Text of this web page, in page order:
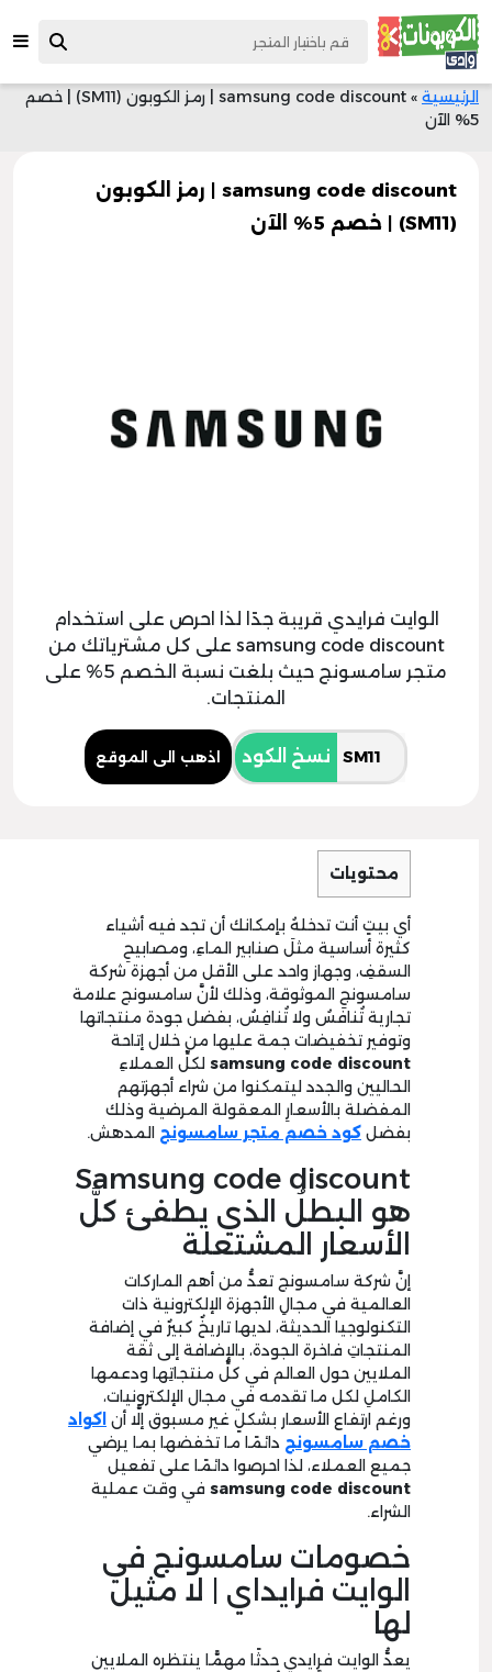
الرئيسية »
samsung code discount | رمز الكوبون (SM11) | خصم
5% الآن
samsung code discount | رمز الكوبون
(SM11) | خصم 5% الآن
الوايت فرايدي قريبة جدًا لذا احرص على استخدام
samsung code discount على كل مشترياتك من
متجر سامسونج حيث بلغت نسبة الخصم 5% على
المنتجات.
نسخ الكود اذهب الى الموقع
محتويات
أي بيتٍ أنت تدخلهُ بإمكانك أن تجد فيه أشياء
كثيرة أساسية مثلَ صنابير الماءِ، ومصابيحِ
السقفِ، وجهاز واحد على الأقل من أجهزة شركة
سامسونجِ الموثوقة، وذلك لأنَّ سامسونج علامة
تجارية تُنافَسُ ولا تُنافِسُ، بفضل جودة منتجاتها
وتوفير تخفيضات جمة عليها من خلال إتاحة
samsung code discount لكلِّ العملاءِ
الحاليين والجدد ليتمكنوا من شراء أجهزتهم
المفضلة بالأسعارِ المعقولة المرضية وذلك
بفضل كود خصم متجر سامسونج المدهش.
Samsung code discount
هو البطلُ الذي يطفئ كلَّ
الأسعار المشتعلة
إنَّ شركة سامسونج تعدُّ من أهم الماركات
العالمية في مجالِ الأجهزة الإلكترونية ذات
التكنولوجيا الحديثة، لديها تاريخٌ كبيرٌ في إضافة
المنتجاتِ فاخرة الجودة، بالإضافة إلى ثقة
الملايين حول العالم في كلِّ منتجاتِها ودعمها
الكاملِ لكل ما تقدمه في مجال الإلكترونيات،
ورغم ارتفاع الأسعار بشكلٍ غير مسبوق إلَّا أن اكواد
خصم سامسونج دائمًا ما تخفضها بما يرضي
جميع العملاء، لذا احرصوا دائمًا على تفعيل
samsung code discount في وقت عملية
الشراء.
خصومات سامسونج في
الوايت فرايداي | لا مثيل
لها
يعدُّ الوايت فرايدي حدثًا مهمًّا ينتظره الملايين